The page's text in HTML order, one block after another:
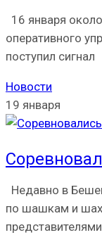
16 января
оперативного
поступил сигнал
Новости
19 января
Недавно в
по шашкам и
представителями